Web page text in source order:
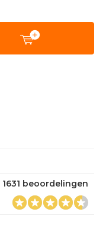
1631 beoordelingen